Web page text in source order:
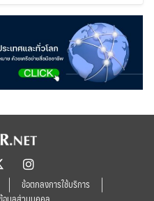
ข้อตกลงการใช้บริการ